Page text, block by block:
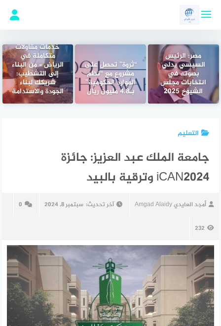
مصر: الرئيس
السيسي يدلي
بصوته في
انتخابات مجلس
الشيوخ 2025
“ثروة” تحصل على
مشروع مع “نظم
الموارد الحكومية”
بـ4.8 مليون ريال
خدمات مقاولات
متكاملة في
الرياض – من البناء
إلى التشطيب:
شريكك لبناء
الجودة والاستدامة
التعليم
جامعة الملك عبد العزيز: جائزة
iCAN2024 وترقية بالبيد
أمجد العايدي Amgad Alaidy آخر تحديث: سبتمبر 8, 2024 0
232